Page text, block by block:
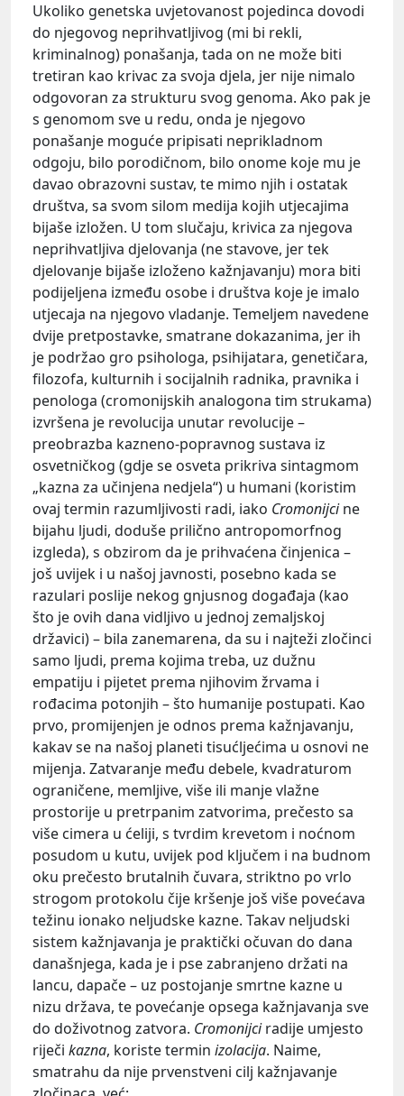
Ukoliko genetska uvjetovanost pojedinca dovodi
do njegovog neprihvatljivog (mi bi rekli,
kriminalnog) ponašanja, tada on ne može biti
tretiran kao krivac za svoja djela, jer nije nimalo
odgovoran za strukturu svog genoma. Ako pak je
s genomom sve u redu, onda je njegovo
ponašanje moguće pripisati neprikladnom
odgoju, bilo porodičnom, bilo onome koje mu je
davao obrazovni sustav, te mimo njih i ostatak
društva, sa svom silom medija kojih utjecajima
bijaše izložen. U tom slučaju, krivica za njegova
neprihvatljiva djelovanja (ne stavove, jer tek
djelovanje bijaše izloženo kažnjavanju) mora biti
podijeljena između osobe i društva koje je imalo
utjecaja na njegovo vladanje. Temeljem navedene
dvije pretpostavke, smatrane dokazanima, jer ih
je podržao gro psihologa, psihijatara, genetičara,
filozofa, kulturnih i socijalnih radnika, pravnika i
penologa (cromonijskih analogona tim strukama)
izvršena je revolucija unutar revolucije –
preobrazba kazneno-popravnog sustava iz
osvetničkog (gdje se osveta prikriva sintagmom
„kazna za učinjena nedjela“) u humani (koristim
ovaj termin razumljivosti radi, iako Cromonijcine
bijahu ljudi, doduše prilično antropomorfnog
izgleda), s obzirom da je prihvaćena činjenica –
još uvijek i u našoj javnosti, posebno kada se
razulari poslije nekog gnjusnog događaja (kao
što je ovih dana vidljivo u jednoj zemaljskoj
državici) – bila zanemarena, da su i najteži zločinci
samo ljudi, prema kojima treba, uz dužnu
empatiju i pijetet prema njihovim žrvama i
rođacima potonjih – što humanije postupati. Kao
prvo, promijenjen je odnos prema kažnjavanju,
kakav se na našoj planeti tisućljećima u osnovi ne
mijenja. Zatvaranje među debele, kvadraturom
ograničene, memljive, više ili manje vlažne
prostorije u pretrpanim zatvorima, prečesto sa
više cimera u ćeliji, s tvrdim krevetom i noćnom
posudom u kutu, uvijek pod ključem i na budnom
oku prečesto brutalnih čuvara, striktno po vrlo
strogom protokolu čije kršenje još više povećava
težinu ionako neljudske kazne. Takav neljudski
sistem kažnjavanja je praktički očuvan do dana
današnjega, kada je i pse zabranjeno držati na
lancu, dapače – uz postojanje smrtne kazne u
nizu država, te povećanje opsega kažnjavanja sve
do doživotnog zatvora. Cromonijciradije umjesto
riječi kazna, koriste termin izolacija. Naime,
smatrahu da nije prvenstveni cilj kažnjavanje